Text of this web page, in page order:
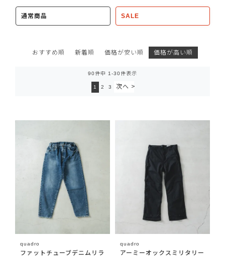
通常商品 SALE
おすすめ順 新着順 価格が安い順 価格が高い順
90件中 1 -30件表示
1 2 3
quadro
ファットチューブデニムリラ
quadro
アーミーオックスミリタリー